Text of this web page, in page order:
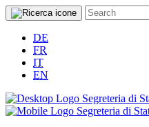
DE
FR
IT
EN